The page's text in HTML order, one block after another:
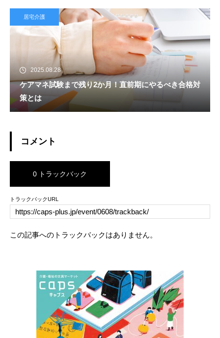
居宅介護
2025.08.28
ケアマネ試験まで残り2か月！直前期にやるべき合格対
策とは
コメント
0 トラックバック
トラックバックURL
この記事へのトラックバックはありません。